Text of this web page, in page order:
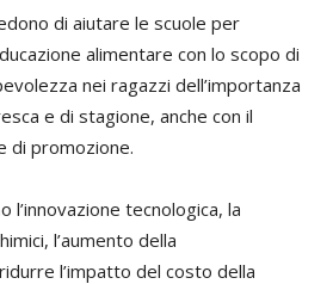
di aiutare le scuole per
alimentare con lo scopo di
nei ragazzi dell’importanza
e di stagione, anche con il
di promozione.
l’innovazione tecnologica, la
l’aumento della
l’impatto del costo della